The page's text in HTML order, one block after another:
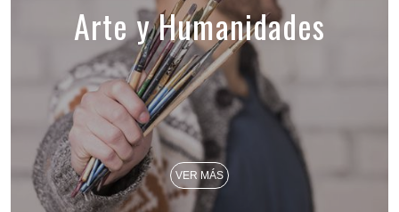
Arte y Humanidades
VER MÁS